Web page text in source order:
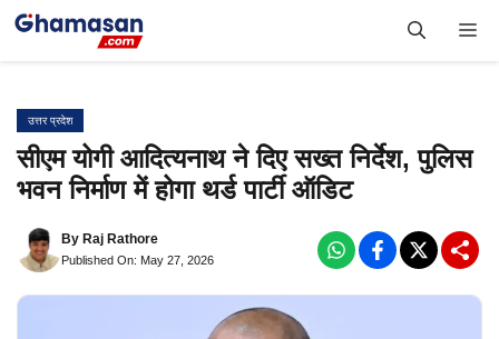
Skip
उत्तर प्रदेश
सीएम योगी आदित्यनाथ ने दिए सख्त निर्देश, पुलिस
भवन निर्माण में होगा थर्ड पार्टी ऑडिट
By Raj Rathore
Published On: May 27, 2026